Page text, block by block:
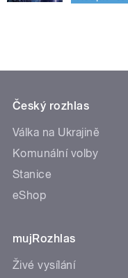
Český rozhlas
Válka na Ukrajině
Komunální volby
Stanice
eShop
mujRozhlas
Živé vysílání